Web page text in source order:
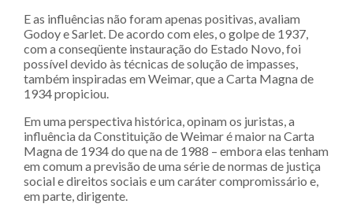
E as influências não foram apenas positivas, avaliam
Godoy e Sarlet. De acordo com eles, o golpe de 1937,
com a conseqüente instauração do Estado Novo, foi
possível devido às técnicas de solução de impasses,
também inspiradas em Weimar, que a Carta Magna de
1934 propiciou.
Em uma perspectiva histórica, opinam os juristas, a
influência da Constituição de Weimar é maior na Carta
Magna de 1934 do que na de 1988 – embora elas tenham
em comum a previsão de uma série de normas de justiça
social e direitos sociais e um caráter compromissário e,
em parte, dirigente.